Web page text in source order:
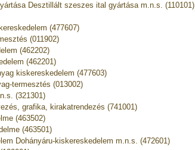
Desztillált szeszes ital gyártása m.n.s. (110101)
(477607)
(011902)
(462202)
(462201)
kiskereskedelem (477603)
termesztés (013002)
(321301)
grafika, kirakatrendezés (741001)
(463502)
(463501)
Dohányáru-kiskereskedelem m.n.s. (472601)